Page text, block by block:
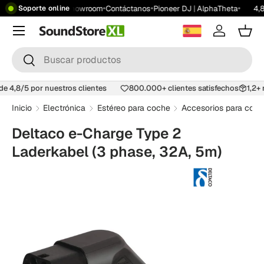
Soporte online
desde 199 €•Showroom•Contáctanos•Pioneer DJ | AlphaTheta•
Buscar
Buscar
Iniciar
Menú
de 4,8/5 por nuestros clientes 800.000+ clientes satisfechos
Inicio Electrónica Estéreo para coche Accesorios para
Deltaco e-Charge Type 2
Laderkabel (3 phase, 32A, 5m)